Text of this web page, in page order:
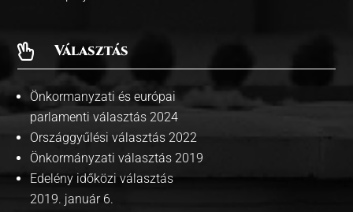
 Választás
Önkormanyzati és európai
parlamenti választás 2024
Országgyűlési választás 2022
Önkormányzati választás 2019
Edelény időközi választás
2019. január 6.